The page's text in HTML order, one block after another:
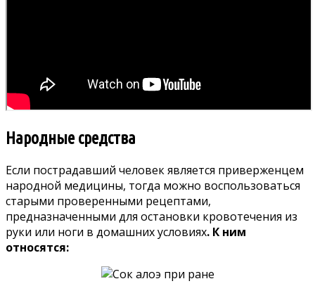
Народные средства
Если пострадавший человек является приверженцем
народной медицины, тогда можно воспользоваться
старыми проверенными рецептами,
предназначенными для остановки кровотечения из
руки или ноги в домашних условиях. К ним
относятся: